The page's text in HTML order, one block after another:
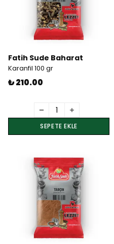
Fatih Sude Baharat
Karanfil 100 gr
₺ 210.00
SEPETE EKLE